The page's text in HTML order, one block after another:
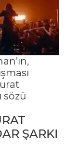
sözü
ŞARKI